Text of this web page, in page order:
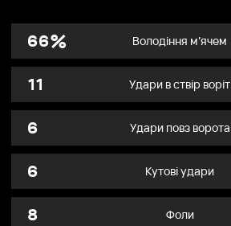
66% Володіння м’ячем
11 Удари в ствір воріт
6
Удари повз ворота
6
Кутові удари
8
Фоли